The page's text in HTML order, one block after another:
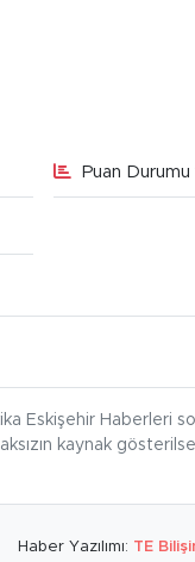
Puan
Eskişehir Haberleri
kaynak
Haber Yazılımı: TE